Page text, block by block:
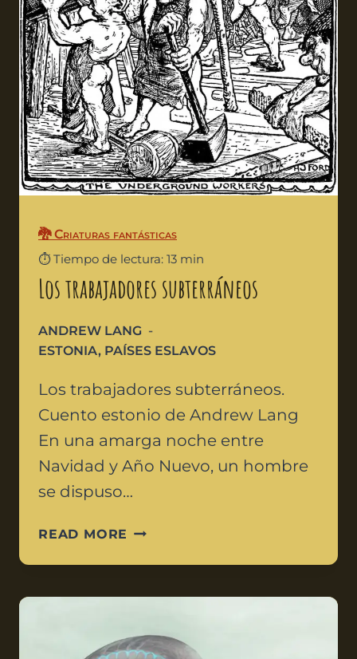
🐉 Criaturas fantásticas
⏱️ Tiempo de lectura: 13 min
Los trabajadores subterráneos
ANDREW LANG
ESTONIA, PAÍSES ESLAVOS
Los trabajadores subterráneos.
Cuento estonio de Andrew Lang
En una amarga noche entre
Navidad y Año Nuevo, un hombre
se dispuso…
READ MORE